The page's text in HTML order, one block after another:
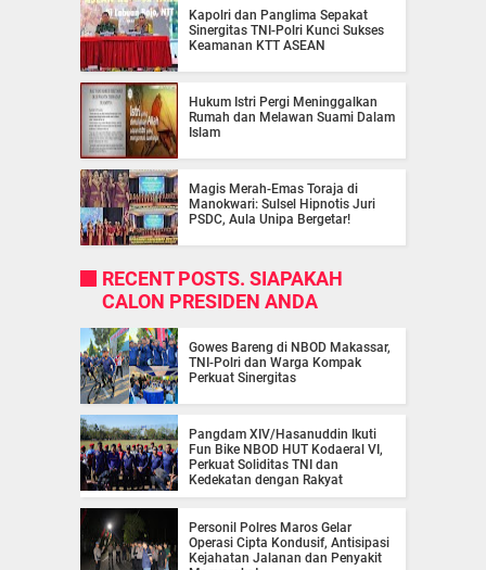
Kapolri dan Panglima Sepakat
Sinergitas TNI-Polri Kunci Sukses
Keamanan KTT ASEAN
Hukum Istri Pergi Meninggalkan
Rumah dan Melawan Suami Dalam
Islam
Magis Merah-Emas Toraja di
Manokwari: Sulsel Hipnotis Juri
PSDC, Aula Unipa Bergetar!
RECENT POSTS. SIAPAKAH
CALON PRESIDEN ANDA
Gowes Bareng di NBOD Makassar,
TNI-Polri dan Warga Kompak
Perkuat Sinergitas
Pangdam XIV/Hasanuddin Ikuti
Fun Bike NBOD HUT Kodaeral VI,
Perkuat Soliditas TNI dan
Kedekatan dengan Rakyat
Personil Polres Maros Gelar
Operasi Cipta Kondusif, Antisipasi
Kejahatan Jalanan dan Penyakit